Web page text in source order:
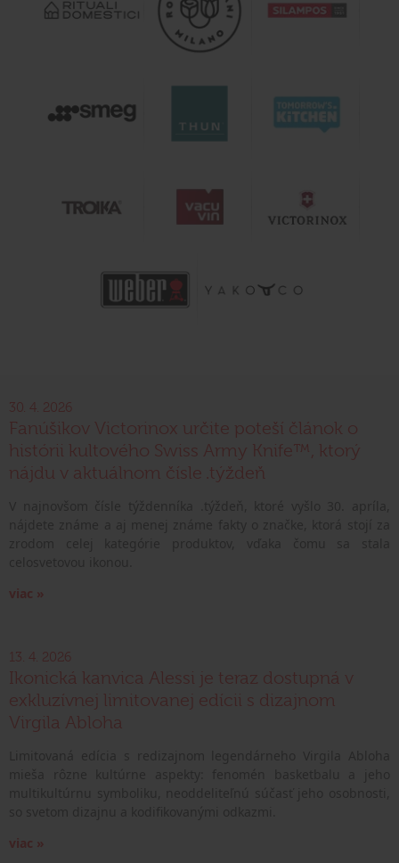
30. 4. 2026
Fanúšikov Victorinox určite poteší článok o
histórii kultového Swiss Army Knife™, ktorý
nájdu v aktuálnom čísle .týždeň
viac »
13. 4. 2026
Ikonická kanvica Alessi je teraz dostupná v
exkluzívnej limitovanej edícii s dizajnom
Virgila Abloha
viac »